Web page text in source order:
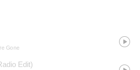
画面是Basshunter和他的队友带着
中的部分片段曾在瑞典2006年的
的GamersParadise赛事中播放。
Gone
Edit)